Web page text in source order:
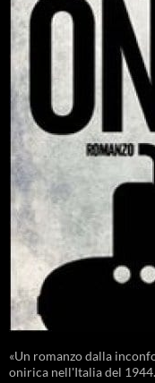
«Un romanzo dalla
onirica nell'Italia del